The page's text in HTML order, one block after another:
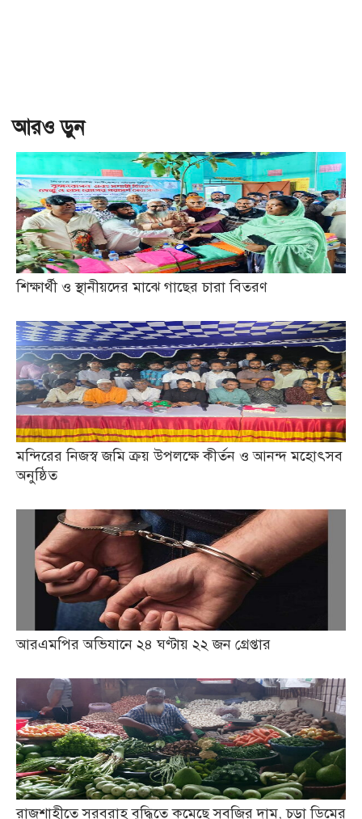
আরও ড়ুন
শিক্ষার্থী ও স্থানীয়দের মাঝে গাছের চারা বিতরণ
মন্দিরের নিজস্ব জমি ক্রয় উপলক্ষে কীর্তন ও আনন্দ মহোৎসব
অনুষ্ঠিত
আরএমপির অভিযানে ২৪ ঘণ্টায় ২২ জন গ্রেপ্তার
রাজশাহীতে সরবরাহ বৃদ্ধিতে কমেছে সবজির দাম, চড়া ডিমের